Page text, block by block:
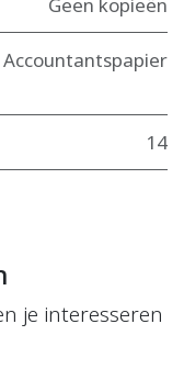
Accountantspapier
14
je interesseren